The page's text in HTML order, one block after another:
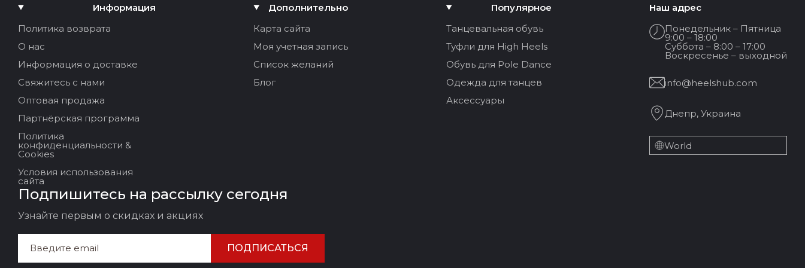
Ваше имя:
Ваш Email
Заголовок отзыва
Ваш отзыв:
Информация
Политика возврата
О нас
Информация о доставке
Свяжитесь с нами
Оптовая продажа
Партнёрская программа
Политика
конфиденциальности &
Cookies
Условия использования
сайта
Дополнительно
Карта сайта
Моя учетная запись
Список желаний
Блог
Популярное
Танцевальная обувь
Туфли для High Heels
Обувь для Pole Dance
Одежда для танцев
Аксессуары
Наш адрес
Понедельник – Пятница
9:00 – 18:00
Суббота – 8:00 – 17:00
Воскресенье – выходной
info@heelshub.com
Днепр, Украина
World
Подпишитесь на рассылку сегодня
Узнайте первым о скидках и акциях
ПОДПИСАТЬСЯ